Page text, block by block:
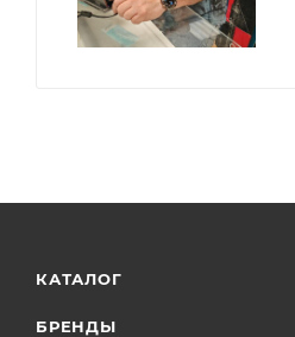
КАТАЛОГ
БРЕНДЫ